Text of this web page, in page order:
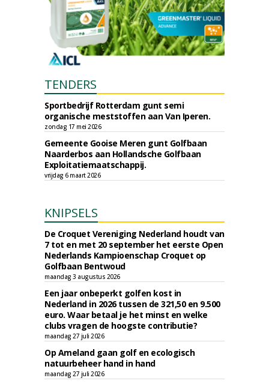
TENDERS
Sportbedrijf Rotterdam gunt semi
organische meststoffen aan Van Iperen.
zondag 17 mei 2026
Gemeente Gooise Meren gunt Golfbaan
Naarderbos aan Hollandsche Golfbaan
Exploitatiemaatschappij.
vrijdag 6 maart 2026
KNIPSELS
De Croquet Vereniging Nederland houdt van
7 tot en met 20 september het eerste Open
Nederlands Kampioenschap Croquet op
Golfbaan Bentwoud
maandag 3 augustus 2026
Een jaar onbeperkt golfen kost in
Nederland in 2026 tussen de 321,50 en 9.500
euro. Waar betaal je het minst en welke
clubs vragen de hoogste contributie?
maandag 27 juli 2026
Op Ameland gaan golf en ecologisch
natuurbeheer hand in hand
maandag 27 juli 2026